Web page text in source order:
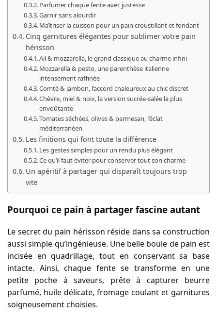
Parfumer chaque fente avec justesse
Garnir sans alourdir
Maîtriser la cuisson pour un pain croustillant et fondant
Cinq garnitures élégantes pour sublimer votre pain
hérisson
Ail & mozzarella, le grand classique au charme infini
Mozzarella & pesto, une parenthèse italienne
intensément raffinée
Comté & jambon, l’accord chaleureux au chic discret
Chèvre, miel & noix, la version sucrée-salée la plus
envoûtante
Tomates séchées, olives & parmesan, l’éclat
méditerranéen
Les finitions qui font toute la différence
Les gestes simples pour un rendu plus élégant
Ce qu’il faut éviter pour conserver tout son charme
Un apéritif à partager qui disparaît toujours trop
vite
Pourquoi ce pain à partager fascine autant
Le secret du pain hérisson réside dans sa construction
aussi simple qu’ingénieuse. Une belle boule de pain est
incisée en quadrillage, tout en conservant sa base
intacte. Ainsi, chaque fente se transforme en une
petite poche à saveurs, prête à capturer beurre
parfumé, huile délicate, fromage coulant et garnitures
soigneusement choisies.